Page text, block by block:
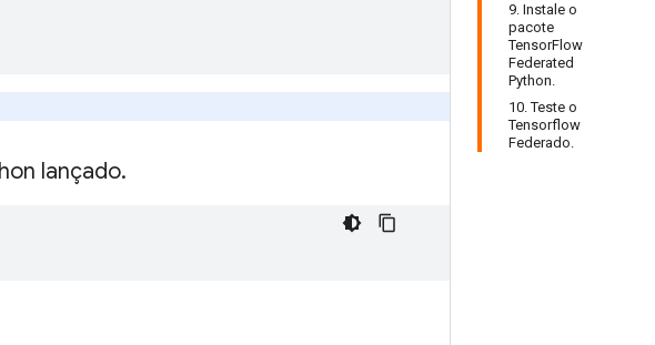
9. Instale o
pacote
TensorFlow
Federated
Python.
10. Teste o
Tensorflow
Federado.
lançado.